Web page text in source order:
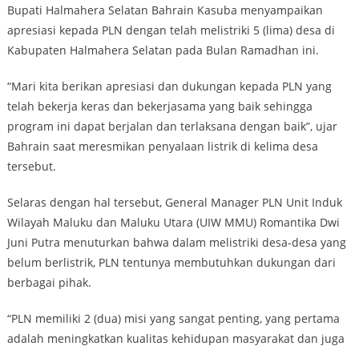
Bupati Halmahera Selatan Bahrain Kasuba menyampaikan
apresiasi kepada PLN dengan telah melistriki 5 (lima) desa di
Kabupaten Halmahera Selatan pada Bulan Ramadhan ini.
“Mari kita berikan apresiasi dan dukungan kepada PLN yang
telah bekerja keras dan bekerjasama yang baik sehingga
program ini dapat berjalan dan terlaksana dengan baik”, ujar
Bahrain saat meresmikan penyalaan listrik di kelima desa
tersebut.
Selaras dengan hal tersebut, General Manager PLN Unit Induk
Wilayah Maluku dan Maluku Utara (UIW MMU) Romantika Dwi
Juni Putra menuturkan bahwa dalam melistriki desa-desa yang
belum berlistrik, PLN tentunya membutuhkan dukungan dari
berbagai pihak.
“PLN memiliki 2 (dua) misi yang sangat penting, yang pertama
adalah meningkatkan kualitas kehidupan masyarakat dan juga